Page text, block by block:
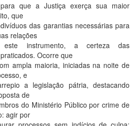
que a Justiça exerça sua maior
que
das garantias necessárias para
relações
instrumento, a certeza das
Ocorre que
ampla maioria, iniciadas na noite de
e
a legislação pátria, destacando
de
do Ministério Público por crime de
agir por